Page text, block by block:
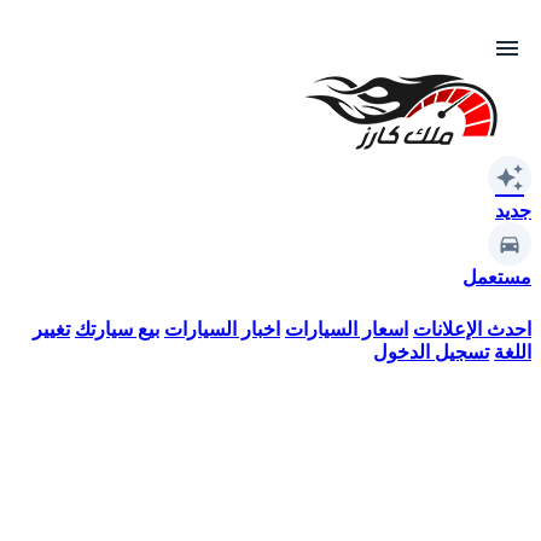
menu
auto_awesome
جديد
مستعمل
احدث الإعلانات اسعار السيارات اخبار السيارات بيع سيارتك تغيير
اللغة تسجيل الدخول